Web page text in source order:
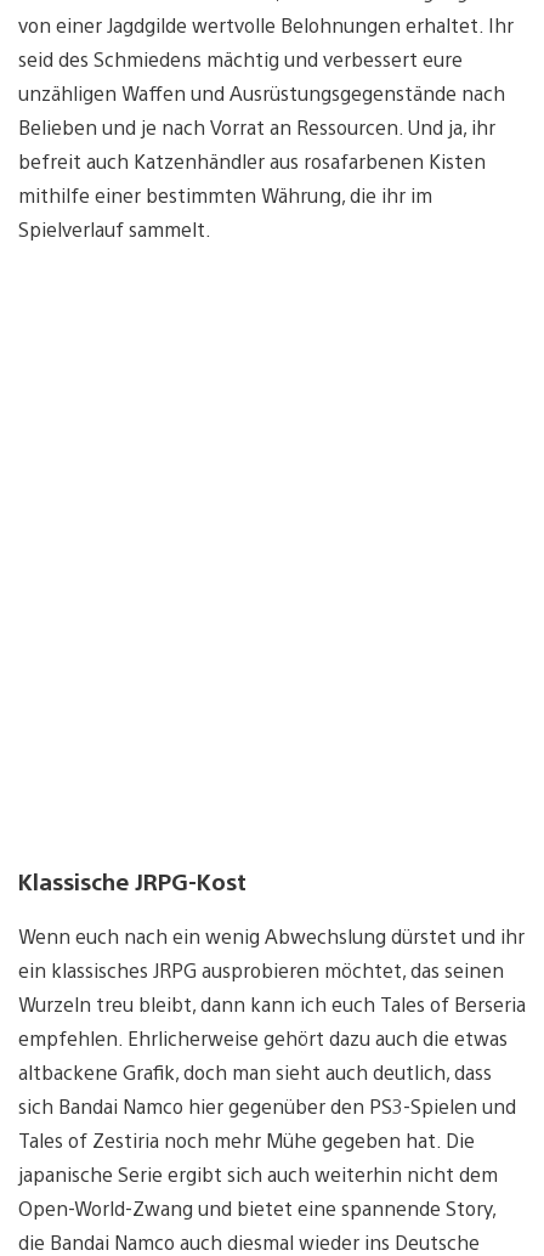
von einer Jagdgilde wertvolle Belohnungen erhaltet. Ihr
seid des Schmiedens mächtig und verbessert eure
unzähligen Waffen und Ausrüstungsgegenstände nach
Belieben und je nach Vorrat an Ressourcen. Und ja, ihr
befreit auch Katzenhändler aus rosafarbenen Kisten
mithilfe einer bestimmten Währung, die ihr im
Spielverlauf sammelt.
Klassische JRPG-Kost
Wenn euch nach ein wenig Abwechslung dürstet und ihr
ein klassisches JRPG ausprobieren möchtet, das seinen
Wurzeln treu bleibt, dann kann ich euch Tales of Berseria
empfehlen. Ehrlicherweise gehört dazu auch die etwas
altbackene Grafik, doch man sieht auch deutlich, dass
sich Bandai Namco hier gegenüber den PS3-Spielen und
Tales of Zestiria noch mehr Mühe gegeben hat. Die
japanische Serie ergibt sich auch weiterhin nicht dem
Open-World-Zwang und bietet eine spannende Story,
die Bandai Namco auch diesmal wieder ins Deutsche